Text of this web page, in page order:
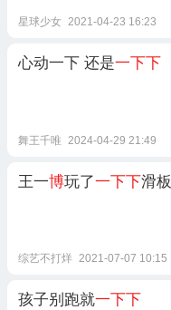
星球少女 2021-04-23 16:23
心动一下 还是一下下
舞王千唯 2024-04-29 21:49
王一博玩了一下下滑板
综艺不打烊 2021-07-07 10:15
孩子别跑就一下下